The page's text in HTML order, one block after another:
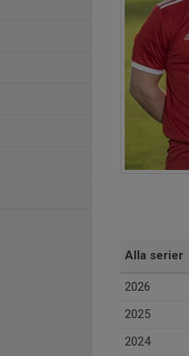
Alla serier
2026
2025
2024